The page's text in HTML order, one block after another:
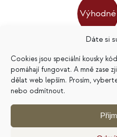
Dáte si
Cookies jsou speciální kousky
pomáhají fungovat. A mně zase
dělat web lepším. Prosím,
nebo odmítnout.
Klub
Duše
byznysu®
4500Kč
Výhodné
E-
knihy
Původní
Kč